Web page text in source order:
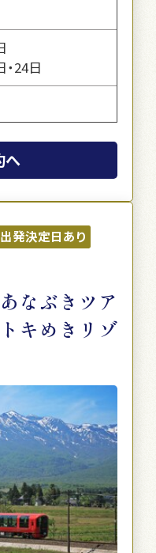
24日
へ
出発決定日あり
なぶきツア
キめきリゾ